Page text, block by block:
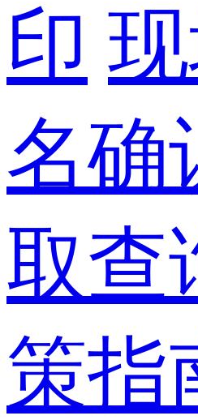
印
名确
取查
策指